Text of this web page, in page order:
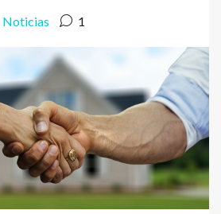
Noticias 1